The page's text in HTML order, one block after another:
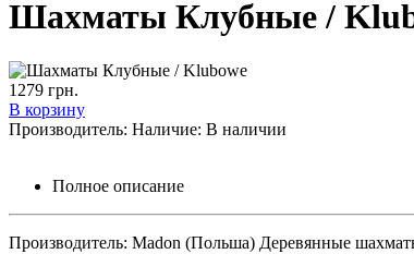
Шахматы Клубные /
1279 грн.
В корзину
Производитель: Наличие: В наличии
Полное описание
Производитель: Madon (Польша) Деревянные